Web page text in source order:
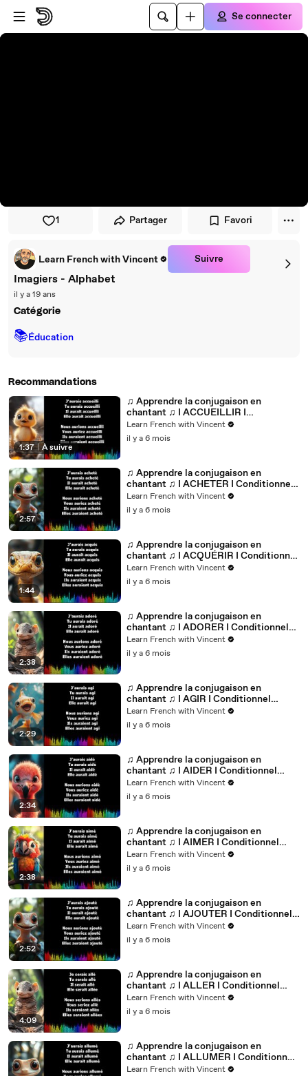
Passer au player
Passer au contenu principal
Se connecter
1 Partager Favori
Learn French with Vincent Suivre
Imagiers - Alphabet
il y a 19 ans
Catégorie
📚Éducation
Recommandations
1:37 | À suivre
♫ Apprendre la conjugaison en
chantant ♫ I ACCUEILLIR I
Conditionnel Passé_
Learn French with Vincent
il y a 6 mois
2:57
♫ Apprendre la conjugaison en
chantant ♫ I ACHETER I Conditionnel
Passé_
Learn French with Vincent
il y a 6 mois
1:44
♫ Apprendre la conjugaison en
chantant ♫ I ACQUÉRIR I Conditionnel
Passé_
Learn French with Vincent
il y a 6 mois
2:38
♫ Apprendre la conjugaison en
chantant ♫ I ADORER I Conditionnel
Passé_
Learn French with Vincent
il y a 6 mois
2:29
♫ Apprendre la conjugaison en
chantant ♫ I AGIR I Conditionnel
Passé_
Learn French with Vincent
il y a 6 mois
2:34
♫ Apprendre la conjugaison en
chantant ♫ I AIDER I Conditionnel
Passé_
Learn French with Vincent
il y a 6 mois
2:38
♫ Apprendre la conjugaison en
chantant ♫ I AIMER I Conditionnel
Passé_
Learn French with Vincent
il y a 6 mois
2:52
♫ Apprendre la conjugaison en
chantant ♫ I AJOUTER I Conditionnel
Passé_
Learn French with Vincent
il y a 6 mois
4:09
♫ Apprendre la conjugaison en
chantant ♫ I ALLER I Conditionnel
Passé_
Learn French with Vincent
il y a 6 mois
♫ Apprendre la conjugaison en
chantant ♫ I ALLUMER I Conditionnel
Passé_
Learn French with Vincent